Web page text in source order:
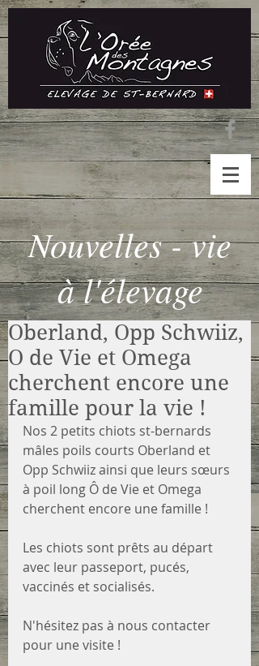
Nouvelles - vie
à l'élevage
Oberland, Opp Schwiiz,
O de Vie et Omega
cherchent encore une
famille pour la vie !
Nos 2 petits chiots st-bernards
mâles poils courts Oberland et
Opp Schwiiz ainsi que leurs sœurs
à poil long Ô de Vie et Omega
cherchent encore une famille !
Les chiots sont prêts au départ
avec leur passeport, pucés,
vaccinés et socialisés.
N'hésitez pas à nous contacter
pour une visite !